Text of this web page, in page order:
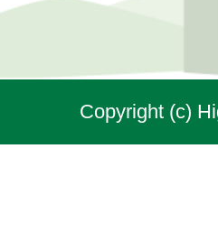
Copyright (c)